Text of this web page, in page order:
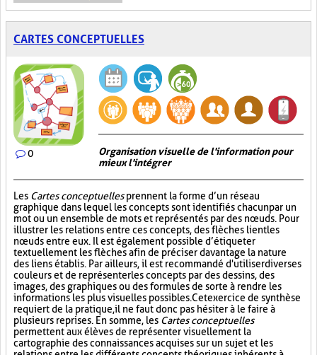
CARTES CONCEPTUELLES
0
Organisation visuelle de l'information pour
mieux l'intégrer
Les Cartes conceptuellesprennent la forme d’un réseau
graphique dans lequel les concepts sont identifiés chacun par un
mot ou un ensemble de mots et représentés par des nœuds. Pour
illustrer les relations entre ces concepts, des flèches lient les
nœuds entre eux. Il est également possible d’étiqueter
textuellement les flèches afin de préciser davantage la nature
des liens établis. Par ailleurs, il est recommandé d'utiliser diverses
couleurs et de représenter les concepts par des dessins, des
images, des graphiques ou des formules de sorte à rendre les
informations les plus visuelles possibles. Cet exercice de synthèse
requiert de la pratique, il ne faut donc pas hésiter à le faire à
plusieurs reprises. En somme, les Cartes conceptuelles
permettent aux élèves de représenter visuellement la
cartographie des connaissances acquises sur un sujet et les